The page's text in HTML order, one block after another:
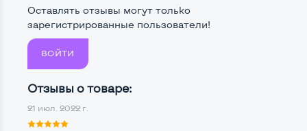
Поверхность дисплеяМатовая
Мощность:
Процессор Intel Core i3-5005U
Количество ядер / потоков
Оставлять отзывы могут только
зарегистрированные пользователи!
ВОЙТИ
Отзывы о товаре:
21 июл. 2022 г.